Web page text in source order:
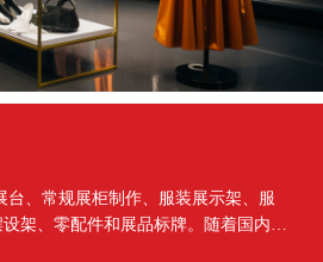
台、常规展柜制作、服装展示架、服
架、零配件和展品标牌。随着国内经